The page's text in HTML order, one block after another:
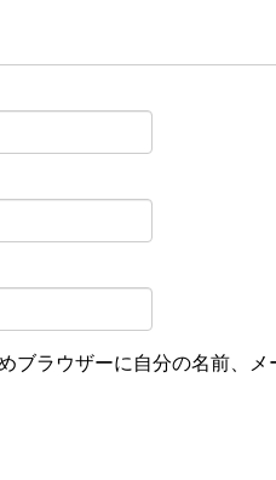
ブラウザーに自分の名前、